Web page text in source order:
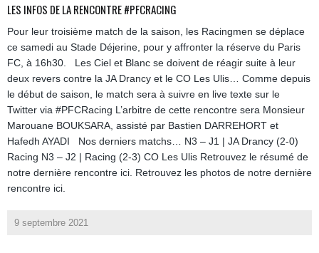
LES INFOS DE LA RENCONTRE #PFCRACING
Pour leur troisième match de la saison, les Racingmen se déplace
ce samedi au Stade Déjerine, pour y affronter la réserve du Paris
FC, à 16h30. Les Ciel et Blanc se doivent de réagir suite à leur
deux revers contre la JA Drancy et le CO Les Ulis… Comme depuis
le début de saison, le match sera à suivre en live texte sur le
Twitter via #PFCRacing L’arbitre de cette rencontre sera Monsieur
Marouane BOUKSARA, assisté par Bastien DARREHORT et
Hafedh AYADI Nos derniers matchs… N3 – J1 | JA Drancy (2-0)
Racing N3 – J2 | Racing (2-3) CO Les Ulis Retrouvez le résumé de
notre dernière rencontre ici. Retrouvez les photos de notre dernière
rencontre ici.
9 septembre 2021